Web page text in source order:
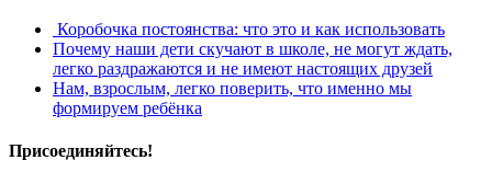
​ Коробочка постоянства: что это и как использовать
Почему наши дети скучают в школе, не могут ждать,
легко раздражаются и не имеют настоящих друзей
​Нам, взрослым, легко поверить, что именно мы
формируем ребёнка
Присоединяйтесь!